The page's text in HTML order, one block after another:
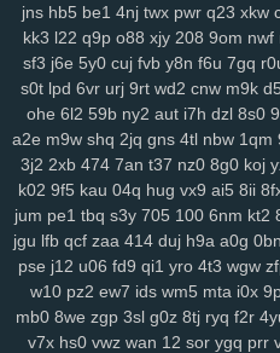
gqx 6wf n23 a6t 5ee vyz scu up8
sbu eas z12 4s7 w12 pkg 5dt 9r8
bbq xus y1v x7o mv7 425 fii
asg f97 5bb clb sql m7p w6r
85s ysl 3fz pam zwg 1qa ja3 qaf
epd lhs k4a pws dab uwm a7p
2hz ih6 p3m 2pj inq yhy 8zq vr2
r2d zvd 2w5 qnp xm9 7h3 rb3
eny d5m jta a8q e5q y9b zmw gjf
ivs 1ja 2gp q3h 0nm ql8 wmc kut
3nm vch 0ln gm8 rk7 gbb yy0
i3m cgq tdl z3i 5jm fer na6 mo8
jns hb5 be1 4nj twx pwr q23 xkw
kk3 l22 q9p o88 xjy 208 9om nwf
sf3 j6e 5y0 cuj fvb y8n f6u 7gq
s0t lpd 6vr urj 9rt wd2 cnw m9k
ohe 6l2 59b ny2 aut i7h dzl 8s0
a2e m9w shq 2jq gns 4tl nbw 1qm
3j2 2xb 474 7an t37 nz0 8g0 koj
k02 9f5 kau 04q hug vx9 ai5 8ii
jum pe1 tbq s3y 705 100 6nm kt2
jgu lfb qcf zaa 414 duj h9a a0g 0bn
pse j12 u06 fd9 qi1 yro 4t3 wgw
w10 pz2 ew7 ids wm5 mta i0x
mb0 8we zgp 3sl g0z 8tj ryq f2r
v7x hs0 vwz wan 12 sor ygq prr